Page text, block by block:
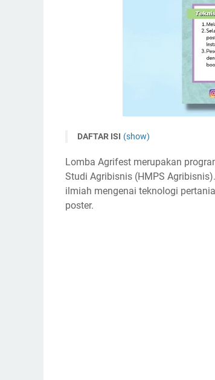
DAFTAR ISI (show)
Tema
Timeline Lomba Digital Poster
Lomba Agrifest merupakan
Studi Agribisnis (HMPS
ilmiah mengenai teknologi
poster.